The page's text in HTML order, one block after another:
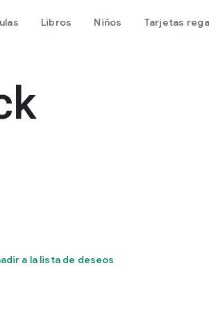
Libros Niños Tarjetas
a la lista de deseos